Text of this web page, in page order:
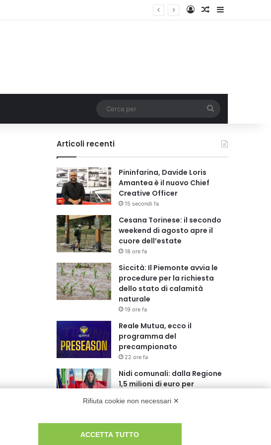
AccediUn articolo a
per
Articoli recenti
Pininfarina, Davide Loris
Amantea è il nuovo Chief
Creative Officer
15 secondi fa
Cesana Torinese: il secondo
weekend di agosto apre il
cuore dell’estate
18 ore fa
Siccità: Il Piemonte avvia le
procedure per la richiesta
dello stato di calamità
naturale
19 ore fa
Reale Mutua, ecco il
programma del
precampionato
22 ore fa
Nidi comunali: dalla Regione
1,5 milioni di euro per
parità di tariffa
Eclissi di Sole del 12 agosto:
Rifiuta cookie non necessari ✕
ACCETTA TUTTO